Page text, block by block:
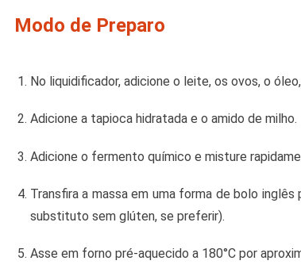
Modo de Preparo
No liquidificador, adicione o leite, os ovos, o
Adicione a tapioca hidratada e o amido de
Adicione o fermento químico e misture
Transfira a massa em uma forma de bolo
substituto sem glúten, se preferir).
Asse em forno pré-aquecido a 180°C por